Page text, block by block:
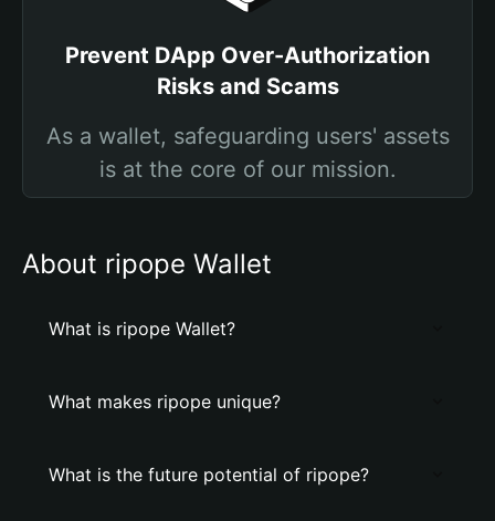
Prevent DApp Over-Authorization
Risks and Scams
As a wallet, safeguarding users' assets
is at the core of our mission.
About ripope Wallet
What is ripope Wallet?
What makes ripope unique?
What is the future potential of ripope?